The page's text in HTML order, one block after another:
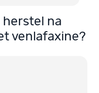
na
venlafaxine?